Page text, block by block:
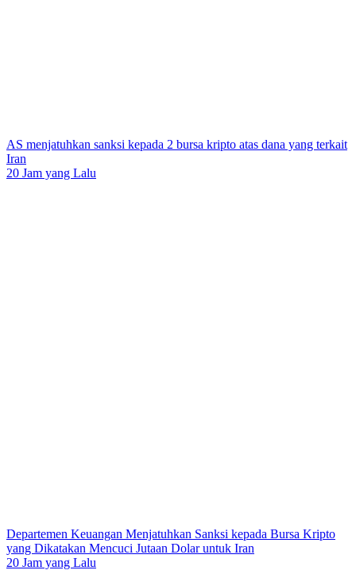
AS menjatuhkan sanksi kepada 2 bursa kripto atas dana yang terkait
Iran
20 Jam yang Lalu
Departemen Keuangan Menjatuhkan Sanksi kepada Bursa Kripto
yang Dikatakan Mencuci Jutaan Dolar untuk Iran
20 Jam yang Lalu